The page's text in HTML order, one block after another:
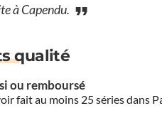
à Capendu.
qualité
ou remboursé
fait au moins 25 séries dans